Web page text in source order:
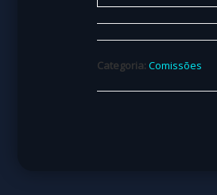
Categoria:Comissões